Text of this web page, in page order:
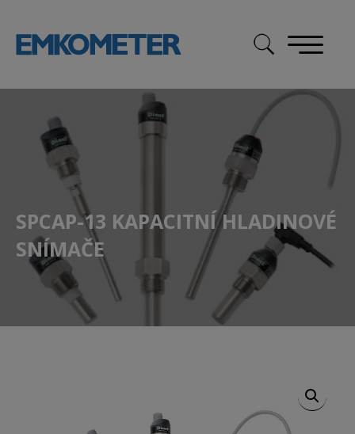
content
SPCAP-13 KAPACITNÍ HLADINOVÉ
SNÍMAČE